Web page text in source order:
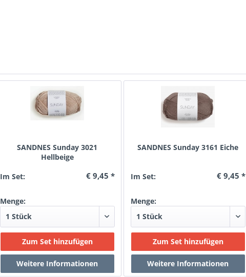
SANDNES Sunday 3021
Hellbeige
Im Set:
€ 9,45 *
Menge:
SANDNES Sunday 3161 Eiche
Im Set: € 9,45 *
Menge: